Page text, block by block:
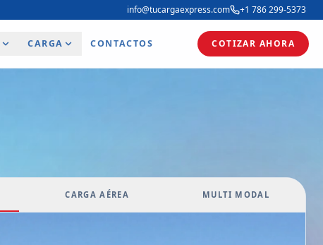
info@tucargaexpress.com +1 786 299-5373
CARGA CONTACTOS COTIZAR AHORA
CARGA AÉREA MULTI MODAL